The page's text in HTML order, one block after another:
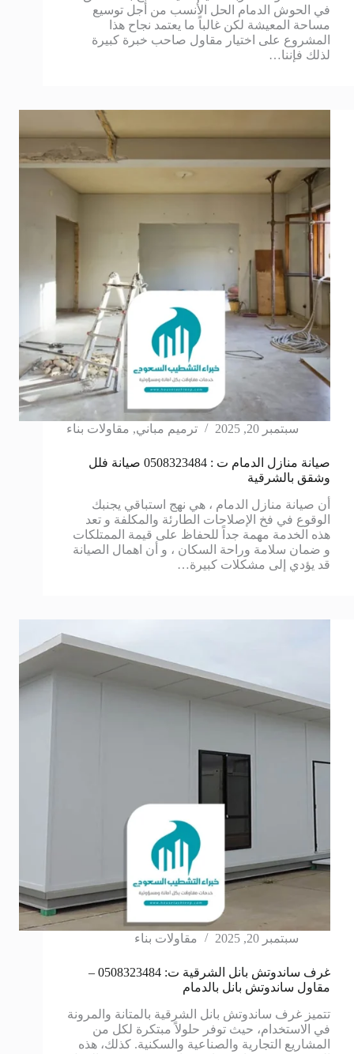
في الحوش الدمام الحل الأنسب من أجل توسيع
مساحة المعيشة لكن غالباً ما يعتمد نجاح هذا
المشروع على اختيار مقاول صاحب خبرة كبيرة
لذلك فإننا…
سبتمبر 20, 2025 ترميم مباني, مقاولات بناء
صيانة منازل الدمام ت : 0508323484 صيانة فلل
وشقق بالشرقية
أن صيانة منازل الدمام ، هي نهج استباقي يجنبك
الوقوع في فخ الإصلاحات الطارئة والمكلفة و تعد
هذه الخدمة مهمة جداً للحفاظ على قيمة الممتلكات
و ضمان سلامة وراحة السكان ، و أن اهمال الصيانة
قد يؤدي إلى مشكلات كبيرة…
سبتمبر 20, 2025 مقاولات بناء
غرف ساندوتش بانل الشرقية ت: 0508323484 –
مقاول ساندوتش بانل بالدمام
تتميز غرف ساندوتش بانل الشرقية بالمتانة والمرونة
في الاستخدام، حيث توفر حلولاً مبتكرة لكل من
المشاريع التجارية والصناعية والسكنية. كذلك، هذه